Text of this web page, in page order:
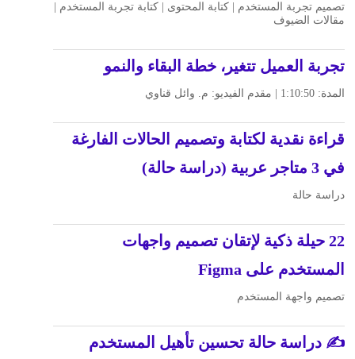
تصميم تجربة المستخدم | كتابة المحتوى | كتابة تجربة المستخدم |
مقالات الضيوف
تجربة العميل تتغير، خطة البقاء والنمو
المدة: 1:10:50 | مقدم الفيديو: م. وائل قناوي
قراءة نقدية لكتابة وتصميم الحالات الفارغة
في 3 متاجر عربية (دراسة حالة)
دراسة حالة
22 حيلة ذكية لإتقان تصميم واجهات
المستخدم على Figma
تصميم واجهة المستخدم
✍️ دراسة حالة تحسين تأهيل المستخدم